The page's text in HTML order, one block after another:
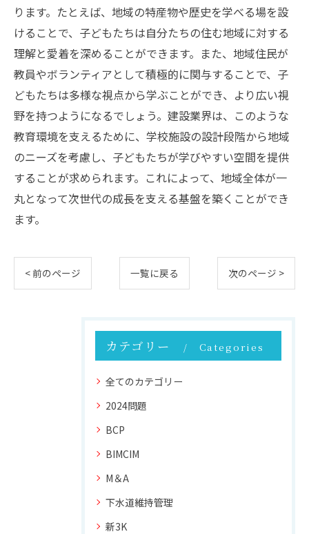
ります。たとえば、地域の特産物や歴史を学べる場を設
けることで、子どもたちは自分たちの住む地域に対する
理解と愛着を深めることができます。また、地域住民が
教員やボランティアとして積極的に関与することで、子
どもたちは多様な視点から学ぶことができ、より広い視
野を持つようになるでしょう。建設業界は、このような
教育環境を支えるために、学校施設の設計段階から地域
のニーズを考慮し、子どもたちが学びやすい空間を提供
することが求められます。これによって、地域全体が一
丸となって次世代の成長を支える基盤を築くことができ
ます。
< 前のページ 一覧に戻る 次のページ >
カテゴリー Categories
全てのカテゴリー
2024問題
BCP
BIMCIM
M＆A
下水道維持管理
新3K